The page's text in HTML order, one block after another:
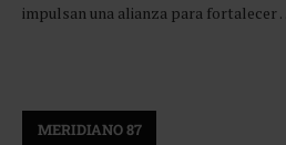
impulsan una alianza para fortalecer
MERIDIANO 87